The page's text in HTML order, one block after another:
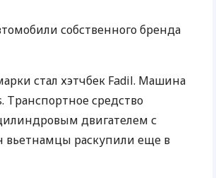
КЕШБЭКА
БАНКОВСКИМ КАРТАМ
собственного бренда
стал хэтчбек Fadil. Машина
Транспортное средство
двигателем с
вьетнамцы раскупили еще в